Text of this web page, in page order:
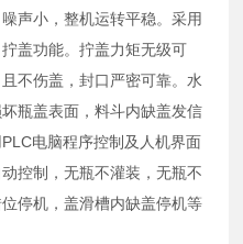
声小，整机运转平稳。采用
盖功能。拧盖力矩无级可
不伤盖，封口严密可靠。水
瓶盖表面，料斗内缺盖发信
电脑程序控制及人机界面
控制，无瓶不灌装，无瓶不
停机，盖滑槽内缺盖停机等